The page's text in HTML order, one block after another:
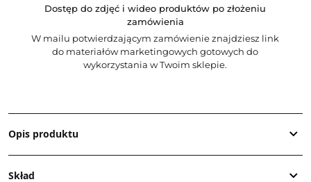
Dostęp do zdjęć i wideo produktów po złożeniu
zamówienia
W mailu potwierdzającym zamówienie znajdziesz link
do materiałów marketingowych gotowych do
wykorzystania w Twoim sklepie.
Opis produktu
Skład